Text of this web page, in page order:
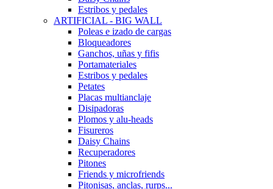
Estribos y pedales
ARTIFICIAL - BIG WALL
Poleas e izado de cargas
Bloqueadores
Ganchos, uñas y fifis
Portamateriales
Estribos y pedales
Petates
Placas multianclaje
Disipadoras
Plomos y alu-heads
Fisureros
Daisy Chains
Recuperadores
Pitones
Friends y microfriends
Pitonisas, anclas, rurps...